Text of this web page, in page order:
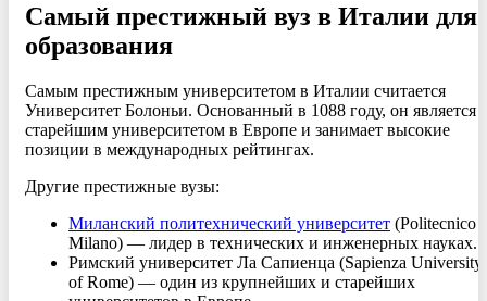
Самый престижный вуз в Италии для
образования
Самым престижным университетом в Италии считается
Университет Болоньи. Основанный в 1088 году, он является
старейшим университетом в Европе и занимает высокие
позиции в международных рейтингах.
Другие престижные вузы:
Миланский политехнический университет (Politecnico
Milano) — лидер в технических и инженерных науках.
Римский университет Ла Сапиенца (Sapienza University
of Rome) — один из крупнейших и старейших